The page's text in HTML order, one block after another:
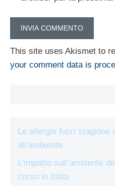
This site uses Akismet to
your comment data is
Le allergie fuori stagione
all’ambiente
L’impatto sull’ambiente
corso in Italia